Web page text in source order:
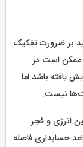
بر ضرورت تفکیک
ممکن است در
یافته باشد اما
نیست.
انرژی و فجر
حسابداری فاصله